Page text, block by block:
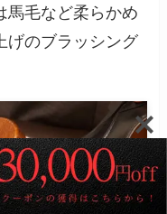
馬毛など柔らかめ
げのブラッシング